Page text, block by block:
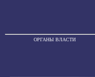
ОРГАНЫ ВЛАСТИ